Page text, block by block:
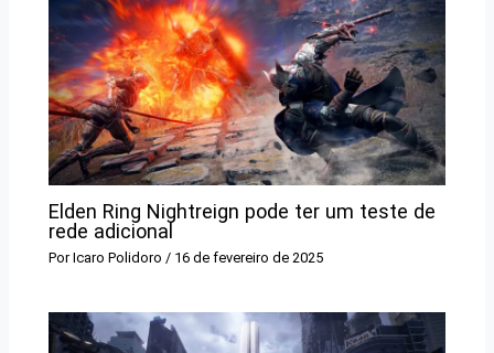
Elden Ring Nightreign pode ter um teste de
rede adicional
PorIcaro Polidoro / 16 de fevereiro de 2025